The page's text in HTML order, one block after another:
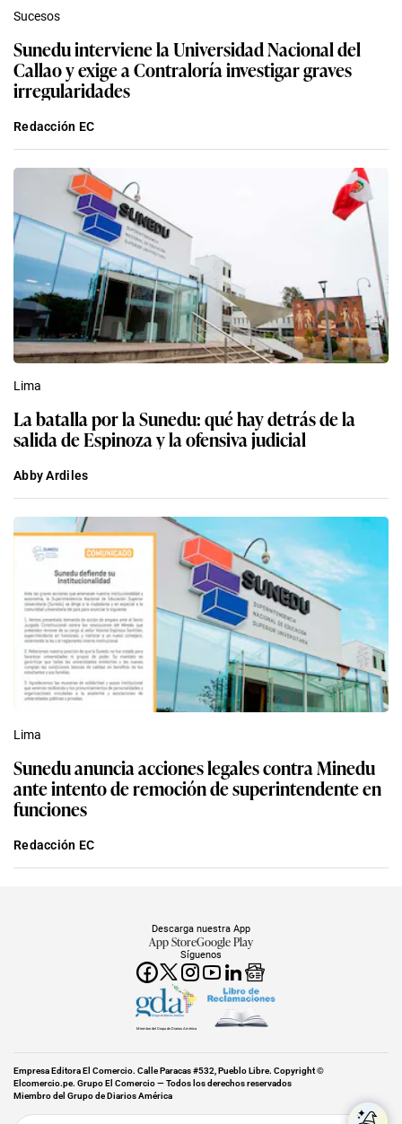
Sucesos
Sunedu interviene la Universidad Nacional del
Callao y exige a Contraloría investigar graves
irregularidades
Redacción EC
Lima
La batalla por la Sunedu: qué hay detrás de la
salida de Espinoza y la ofensiva judicial
Abby Ardiles
Lima
Sunedu anuncia acciones legales contra Minedu
ante intento de remoción de superintendente en
funciones
Redacción EC
Síguenos
Descarga nuestra App
App StoreGoogle Play
Miembro del Grupo de Diarios América
Empresa Editora El Comercio. Calle Paracas #532, Pueblo Libre. Copyright ©
Elcomercio.pe. Grupo El Comercio — Todos los derechos reservados
Miembro del Grupo de Diarios América